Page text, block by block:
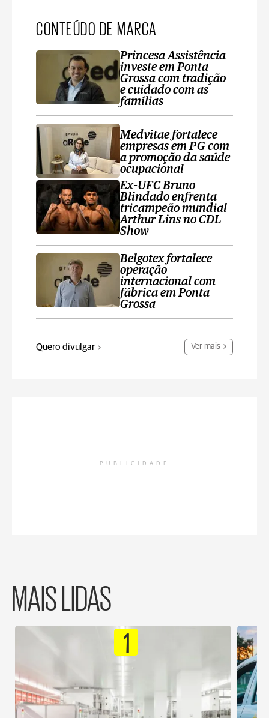
CONTEÚDO DE MARCA
Princesa Assistência
investe em Ponta
Grossa com tradição
e cuidado com as
famílias
Medvitae fortalece
empresas em PG com
a promoção da saúde
ocupacional
Ex-UFC Bruno
Blindado enfrenta
tricampeão mundial
Arthur Lins no CDL
Show
Belgotex fortalece
operação
internacional com
fábrica em Ponta
Grossa
Quero divulgar Ver mais
PUBLICIDADE
MAIS LIDAS
1